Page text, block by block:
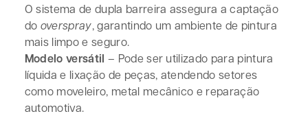
O sistema de dupla barreira assegura a captação
do overspray, garantindo um ambiente de pintura
mais limpo e seguro.
Modelo versátil – Pode ser utilizado para pintura
líquida e lixação de peças, atendendo setores
como moveleiro, metal mecânico e reparação
automotiva.